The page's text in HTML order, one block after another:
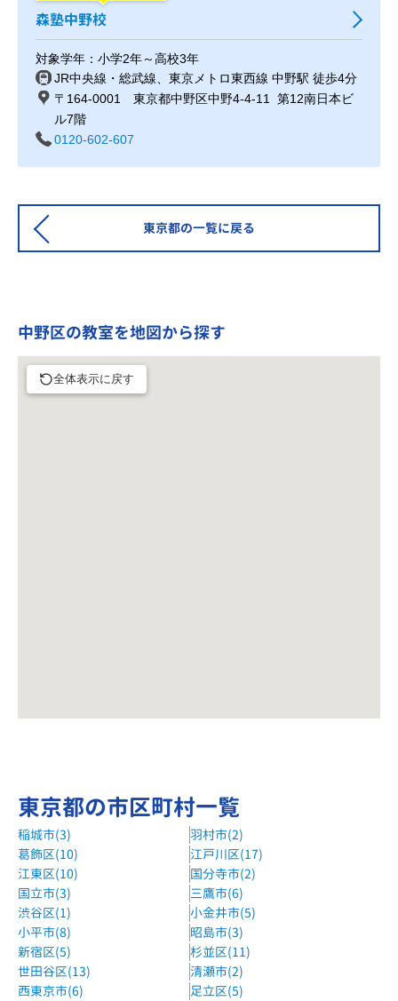
森塾中野校
対象学年：小学2年～高校3年
JR中央線・総武線、東京メトロ東西線 中野駅 徒歩4分
〒164-0001 東京都中野区中野4-4-11 第12南日本ビ
ル7階
0120-602-607
東京都の一覧に戻る
中野区の教室を地図から探す
全体表示に戻す
東京都の市区町村一覧
稲城市(3)
羽村市(2)
葛飾区(10)
江戸川区(17)
江東区(10)
国分寺市(2)
国立市(3)
三鷹市(6)
渋谷区(1)
小金井市(5)
小平市(8)
昭島市(3)
新宿区(5)
杉並区(11)
世田谷区(13)
清瀬市(2)
西東京市(6)
足立区(5)